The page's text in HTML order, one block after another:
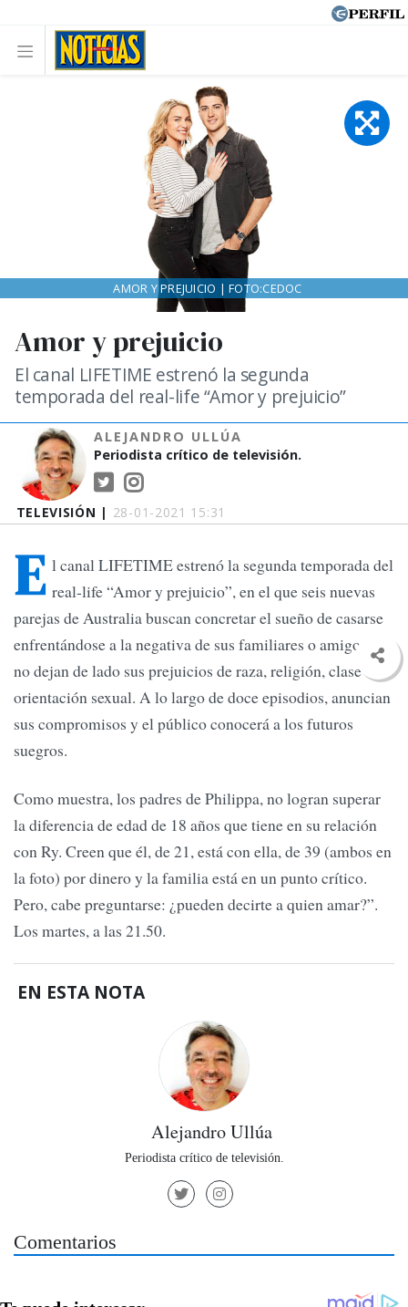
TELEVISIÓN | 28-01-2021 15:31
Amor y prejuicio
El canal LIFETIME estrenó la segunda
temporada del real-life “Amor y prejuicio”
ALEJANDRO ULLÚA
Periodista crítico de televisión.
AMOR Y PREJUICIO | FOTO:CEDOC
E l canal LIFETIME estrenó la segunda temporada del
real-life “Amor y prejuicio”, en el que seis nuevas
parejas de Australia buscan concretar el sueño de casarse
enfrentándose a la negativa de sus familiares o amigos que
no dejan de lado sus prejuicios de raza, religión, clase u
orientación sexual. A lo largo de doce episodios, anuncian
sus compromisos y el público conocerá a los futuros
suegros.
Como muestra, los padres de Philippa, no logran superar
la diferencia de edad de 18 años que tiene en su relación
con Ry. Creen que él, de 21, está con ella, de 39 (ambos en
la foto) por dinero y la familia está en un punto crítico.
Pero, cabe preguntarse: ¿pueden decirte a quien amar?”.
Los martes, a las 21.50.
EN ESTA NOTA
Alejandro Ullúa
Periodista crítico de televisión.
Comentarios